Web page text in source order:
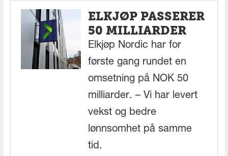
ELKJØP PASSERER
50 MILLIARDER
Elkjøp Nordic har for
første gang rundet en
omsetning på NOK 50
milliarder. – Vi har levert
vekst og bedre
lønnsomhet på samme
tid.